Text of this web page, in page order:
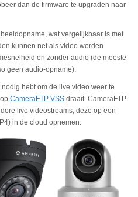
dan de firmware te upgraden naar
wat vergelijkbaar is met
kunnen net als video worden
en zonder audio (de meeste
geen audio-opname).
hebt om de live video weer te
CameraFTP VSS draait. CameraFTP
live videostreams, deze op een
in de cloud opnemen.